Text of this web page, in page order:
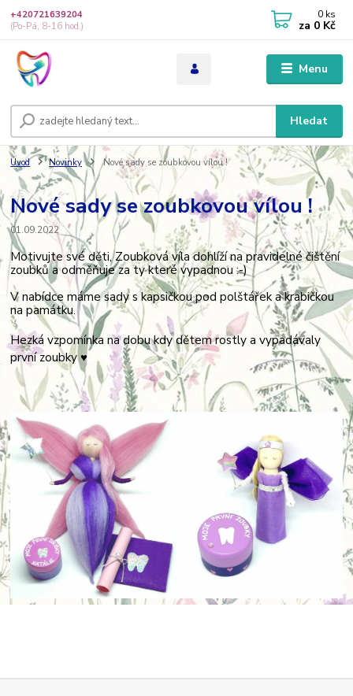
Menu
Hledat
+420721639204
(Po-Pá, 8-16 hod.)
0 ks
za 0 Kč
Úvod Novinky Nové sady se zoubkovou vílou !
Nové sady se zoubkovou vílou !
01.09.2022
Motivujte své děti, Zoubková víla dohlíží na pravidelné čištění
zoubků a odměňuje za ty které vypadnou :-)
V nabídce máme sady s kapsičkou pod polštářek a krabičkou
na památku.
Hezká vzpomínka na dobu kdy dětem rostly a vypadávaly
první zoubky ♥